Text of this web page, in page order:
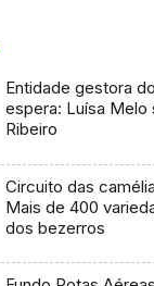
Entidade gestora
espera: Luísa Melo
Ribeiro
Circuito das
Mais de 400
dos bezerros